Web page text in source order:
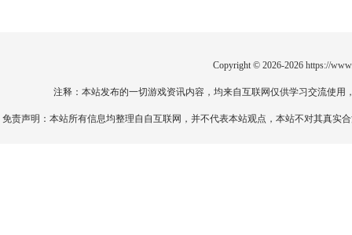
Copyright © 2026-2026 https://
注释：本站发布的一切游戏资讯内容，均来自互联网仅供学习交流使
免责声明：本站所有信息均整理自自互联网，并不代表本站观点，本站不对其真实